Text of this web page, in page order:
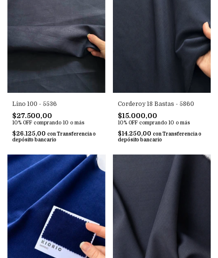
Lino 100 - 5536
$27.500,00
10% OFF comprando 10 o más
$26.125,00 con Transferencia o
depósito bancario
Corderoy 18 Bastas - 5860
$15.000,00
10% OFF comprando 10 o más
$14.250,00 con Transferencia o
depósito bancario